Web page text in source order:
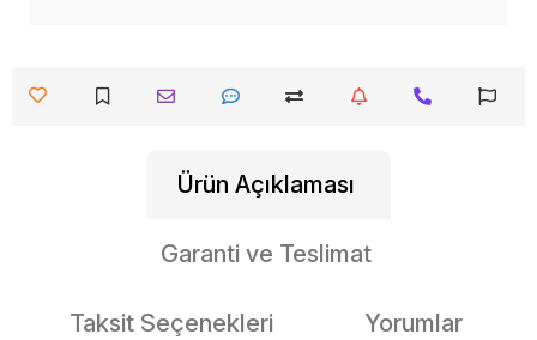
Ürün Açıklaması
Garanti ve Teslimat
Taksit Seçenekleri Yorumlar